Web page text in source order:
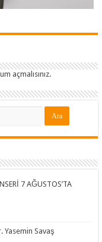
açmalısınız.
7 AĞUSTOS’TA
Yasemin Savaş